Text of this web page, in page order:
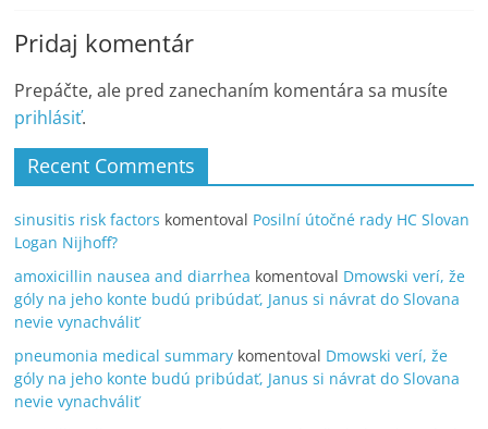
Pridaj komentár
Prepáčte, ale pred zanechaním komentára sa musíte
prihlásiť.
Recent Comments
sinusitis risk factors komentoval Posilní útočné rady HC Slovan
Logan Nijhoff?
amoxicillin nausea and diarrhea komentoval Dmowski verí, že
góly na jeho konte budú pribúdať, Janus si návrat do Slovana
nevie vynachváliť
pneumonia medical summary komentoval Dmowski verí, že
góly na jeho konte budú pribúdať, Janus si návrat do Slovana
nevie vynachváliť